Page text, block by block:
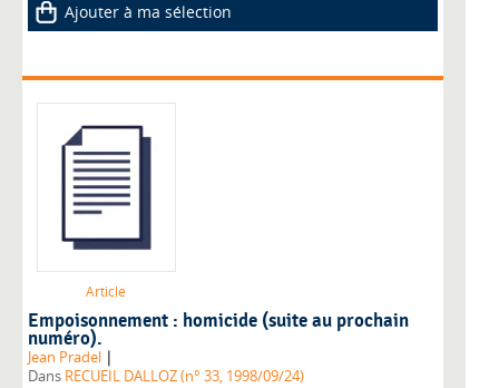
Ajouter à ma sélection
Article
Empoisonnement : homicide (suite au prochain
numéro).
Jean Pradel |
Dans RECUEIL DALLOZ (n° 33, 1998/09/24)